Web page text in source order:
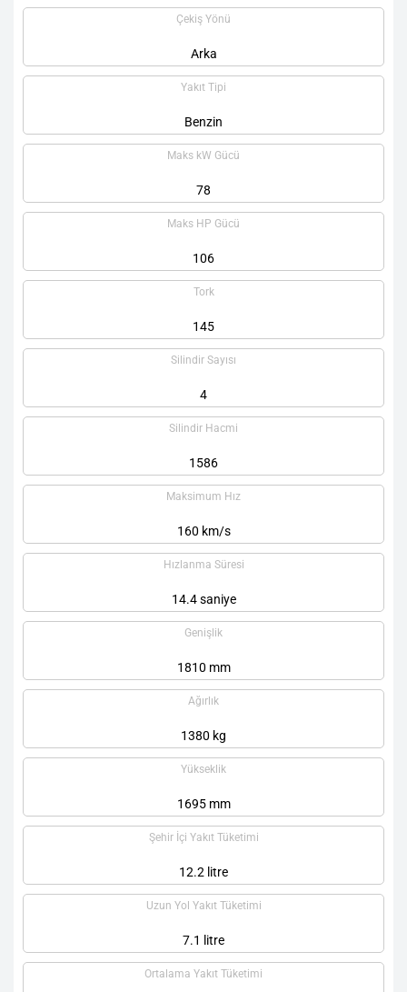
Çekiş Yönü
Arka
Yakıt Tipi
Benzin
Maks kW Gücü
78
Maks HP Gücü
106
Tork
145
Silindir Sayısı
4
Silindir Hacmi
1586
Maksimum Hız
160 km/s
Hızlanma Süresi
14.4 saniye
Genişlik
1810 mm
Ağırlık
1380 kg
Yükseklik
1695 mm
Şehir İçi Yakıt Tüketimi
12.2 litre
Uzun Yol Yakıt Tüketimi
7.1 litre
Ortalama Yakıt Tüketimi